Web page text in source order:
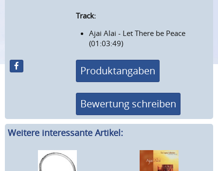
Track:
Ajai Alai - Let There be Peace
(01:03:49)
Produktangaben
Bewertung schreiben
Weitere interessante Artikel: